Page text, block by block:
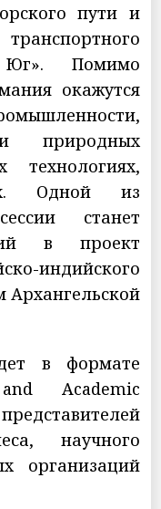
пути и
Помимо
окажутся
природных
технологиях,
Одной из
станет
в проект
индийского
Архангельской
в формате
Academic
научного
организаций